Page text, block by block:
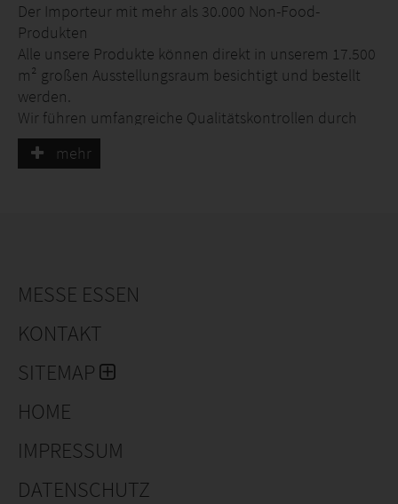
Der Importeur mit mehr als 30.000 Non-Food-
Produkten
Alle unsere Produkte können direkt in unserem 17.500
m² großen Ausstellungsraum besichtigt und bestellt
werden.
Wir führen umfangreiche Qualitätskontrollen durch
und liefern unsere Artikel in diversen
Verpackungsvarianten.
mehr
MESSE ESSEN
KONTAKT
SITEMAP
HOME
IMPRESSUM
DATENSCHUTZ